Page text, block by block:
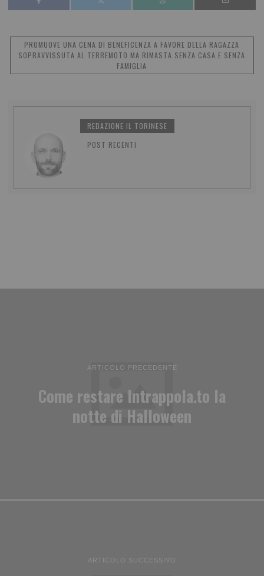
PROMUOVE UNA CENA DI BENEFICENZA A FAVORE DELLA RAGAZZA
SOPRAVVISSUTA AL TERREMOTO MA RIMASTA SENZA CASA E SENZA
FAMIGLIA
REDAZIONE IL TORINESE
POST RECENTI
ARTICOLO PRECEDENTE
Come restare Intrappola.to la
notte di Halloween
ARTICOLO SUCCESSIVO